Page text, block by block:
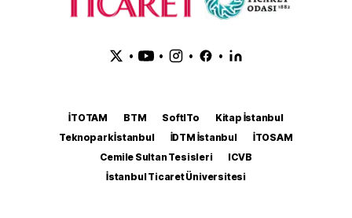
• • • •
İTOTAM BTM SoftITo
Kitap İstanbul
Teknopark İstanbul
İDTM İstanbul
İTOSAM
Cemile Sultan Tesisleri
ICVB
İstanbul Ticaret Üniversitesi